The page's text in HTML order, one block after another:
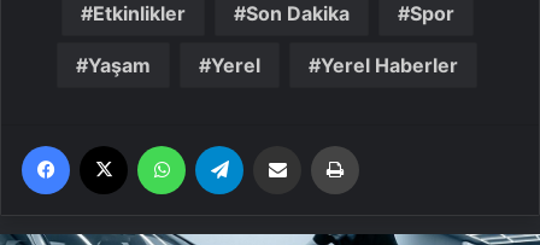
Etkinlikler Son Dakika Spor
Yaşam Yerel Yerel Haberler
Facebook WhatsApp Email'den paylaş